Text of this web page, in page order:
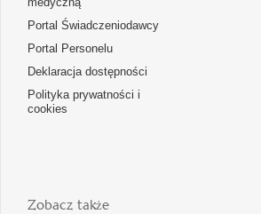
Portal Świadczeniodawcy
Portal Personelu
Deklaracja dostępności
Polityka prywatności i
cookies
Zobacz także